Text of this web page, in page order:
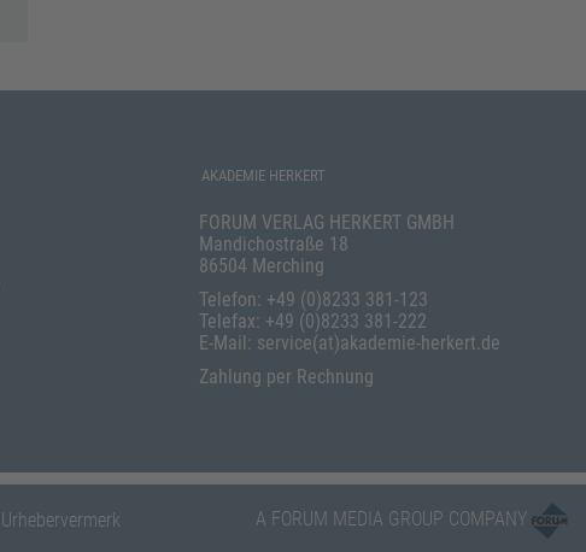
AKADEMIE HERKERT
FORUM VERLAG HERKERT GMBH
Mandichostraße 18
86504 Merching
Telefon: +49 (0)8233 381-123
Telefax: +49 (0)8233 381-222
E-Mail: service(at)akademie-herkert.de
Zahlung per Rechnung
Urhebervermerk A FORUM MEDIA GROUP COMPANY